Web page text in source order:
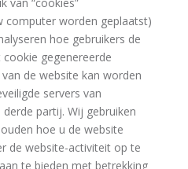
computer worden geplaatst)
hoe gebruikers de
gegenereerde
de website kan worden
servers van
partij. Wij gebruiken
hoe u de website
de website-activiteit op te
te bieden met betrekking